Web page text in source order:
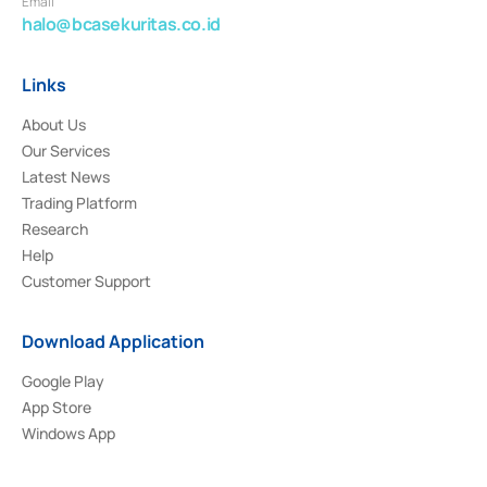
halo@bcasekuritas.co.id
Links
About Us
Our Services
Latest News
Trading Platform
Research
Help
Customer Support
Download Application
Google Play
App Store
Windows App